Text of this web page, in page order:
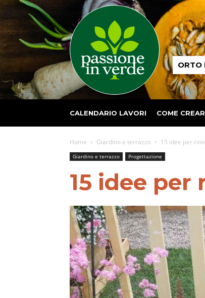
Passione
in ORTO
CALENDARIO LAVORI COME
Home Giardino e terrazzo 15 idee per
Giardino e terrazzo Progettazione
15 idee